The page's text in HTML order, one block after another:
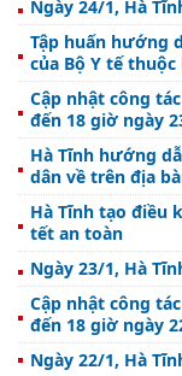
Ngày 24/1, Hà
Tập huấn hướng
của Bộ Y tế
trường y tế và Bộ
Cập nhật công
đến 18 giờ ngày
Hà Tĩnh hướng
dân về trên địa
Hà Tĩnh tạo điều
tết an toàn
Ngày 23/1, Hà
Cập nhật công
đến 18 giờ ngày
Ngày 22/1, Hà